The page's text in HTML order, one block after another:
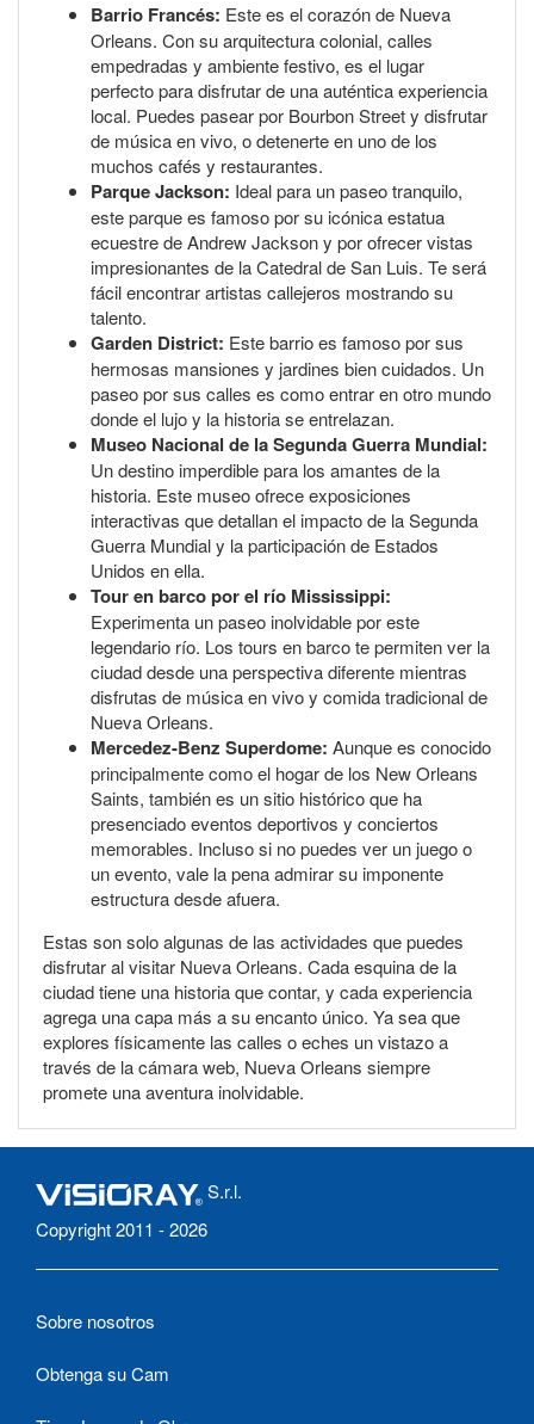
Barrio Francés: Este es el corazón de Nueva
Orleans. Con su arquitectura colonial, calles
empedradas y ambiente festivo, es el lugar
perfecto para disfrutar de una auténtica experiencia
local. Puedes pasear por Bourbon Street y disfrutar
de música en vivo, o detenerte en uno de los
muchos cafés y restaurantes.
Parque Jackson: Ideal para un paseo tranquilo,
este parque es famoso por su icónica estatua
ecuestre de Andrew Jackson y por ofrecer vistas
impresionantes de la Catedral de San Luis. Te será
fácil encontrar artistas callejeros mostrando su
talento.
Garden District: Este barrio es famoso por sus
hermosas mansiones y jardines bien cuidados. Un
paseo por sus calles es como entrar en otro mundo
donde el lujo y la historia se entrelazan.
Museo Nacional de la Segunda Guerra Mundial:
Un destino imperdible para los amantes de la
historia. Este museo ofrece exposiciones
interactivas que detallan el impacto de la Segunda
Guerra Mundial y la participación de Estados
Unidos en ella.
Tour en barco por el río Mississippi:
Experimenta un paseo inolvidable por este
legendario río. Los tours en barco te permiten ver la
ciudad desde una perspectiva diferente mientras
disfrutas de música en vivo y comida tradicional de
Nueva Orleans.
Mercedez-Benz Superdome: Aunque es conocido
principalmente como el hogar de los New Orleans
Saints, también es un sitio histórico que ha
presenciado eventos deportivos y conciertos
memorables. Incluso si no puedes ver un juego o
un evento, vale la pena admirar su imponente
estructura desde afuera.
Estas son solo algunas de las actividades que puedes
disfrutar al visitar Nueva Orleans. Cada esquina de la
ciudad tiene una historia que contar, y cada experiencia
agrega una capa más a su encanto único. Ya sea que
explores físicamente las calles o eches un vistazo a
través de la cámara web, Nueva Orleans siempre
promete una aventura inolvidable.
S.r.l.
Copyright 2011 - 2026
Sobre nosotros
Obtenga su Cam